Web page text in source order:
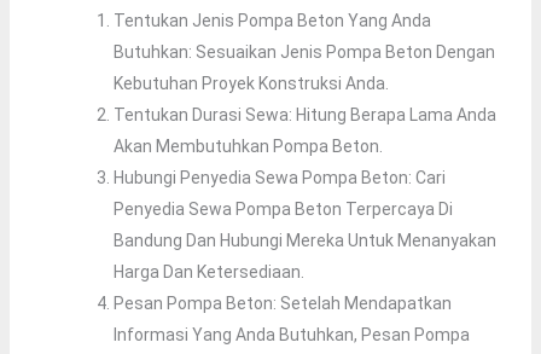
Tentukan Jenis Pompa Beton Yang Anda
Butuhkan: Sesuaikan Jenis Pompa Beton Dengan
Kebutuhan Proyek Konstruksi Anda.
Tentukan Durasi Sewa: Hitung Berapa Lama Anda
Akan Membutuhkan Pompa Beton.
Hubungi Penyedia Sewa Pompa Beton: Cari
Penyedia Sewa Pompa Beton Terpercaya Di
Bandung Dan Hubungi Mereka Untuk Menanyakan
Harga Dan Ketersediaan.
Pesan Pompa Beton: Setelah Mendapatkan
Informasi Yang Anda Butuhkan, Pesan Pompa